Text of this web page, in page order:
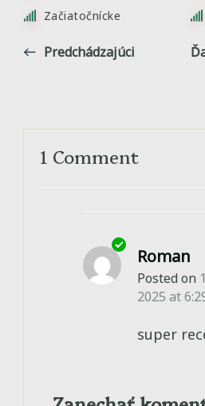
Začiatočnícke
Predchádzajúci
1 Comment
Roman
Posted on
2025 at
super